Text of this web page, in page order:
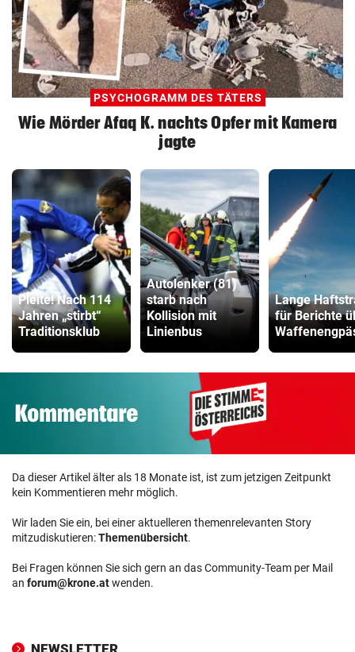
PSYCHOGRAMM DES TÄTERS
Wie Mörder Afaq K. nachts Opfer mit Kamera
jagte
Pleite! Nach 114
Jahren „stirbt“
Traditionsklub
Autolenker (81)
starb nach
Kollision mit
Linienbus
Lange
für Berichte
Da dieser Artikel älter als 18 Monate ist, ist zum jetzigen Zeitpunkt
kein Kommentieren mehr möglich.
Wir laden Sie ein, bei einer aktuelleren themenrelevanten Story
mitzudiskutieren:Themenübersicht.
Bei Fragen können Sie sich gern an das Community-Team per Mail
an forum@krone.atwenden.